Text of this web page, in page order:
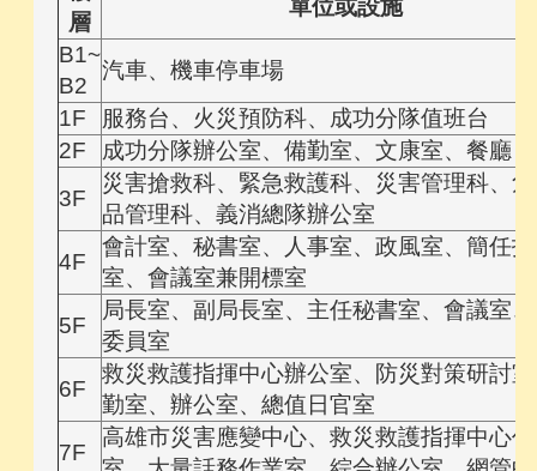
層
單位或設施
B1~
B2
汽車、機車停車場
1F
服務台、火災預防科、成功分隊值班台
2F
成功分隊辦公室、備勤室、文康室、餐廳
3F
災害搶救科、緊急救護科、災害管理科、
品管理科、義消總隊辦公室
4F
會計室、秘書室、人事室、政風室、簡任
室、會議室兼開標室
5F
局長室、副局長室、主任秘書室、會議室
委員室
6F
救災救護指揮中心辦公室、防災對策研討
勤室、辦公室、總值日官室
7F
高雄市災害應變中心、救災救護指揮中心